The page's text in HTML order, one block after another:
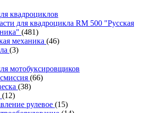
квадроциклов
для квадроцикла RM 500 "Русская
(481)
механика (46)
(3)
мотобуксировщиков
(66)
(38)
(12)
рулевое (15)